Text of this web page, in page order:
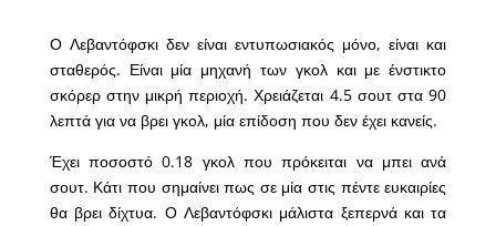
Ο Λεβαντόφσκι δεν είναι εντυπωσιακός μόνο, είναι και
σταθερός. Είναι μία μηχανή των γκολ και με ένστικτο
σκόρερ στην μικρή περιοχή. Χρειάζεται 4.5 σουτ στα 90
λεπτά για να βρει γκολ, μία επίδοση που δεν έχει κανείς.
Έχει ποσοστό 0.18 γκολ που πρόκειται να μπει ανά
σουτ. Κάτι που σημαίνει πως σε μία στις πέντε ευκαιρίες
θα βρει δίχτυα. Ο Λεβαντόφσκι μάλιστα ξεπερνά και τα